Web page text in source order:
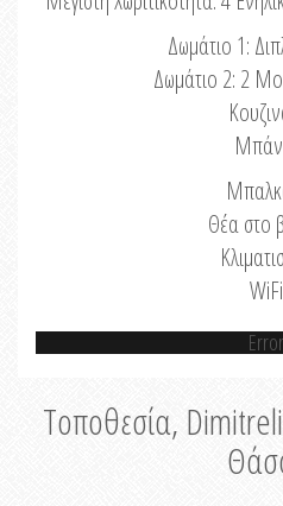
Δωμάτιο 1:
Δωμάτιο 2: 2
Θέα στο
WiFi
Error
Τοποθεσία,